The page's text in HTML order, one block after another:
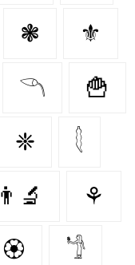
❃ ⚜️
𓆹 🍟
❈ 𓇛
👨‍🔬 ⚘
🏵️ 𓁙